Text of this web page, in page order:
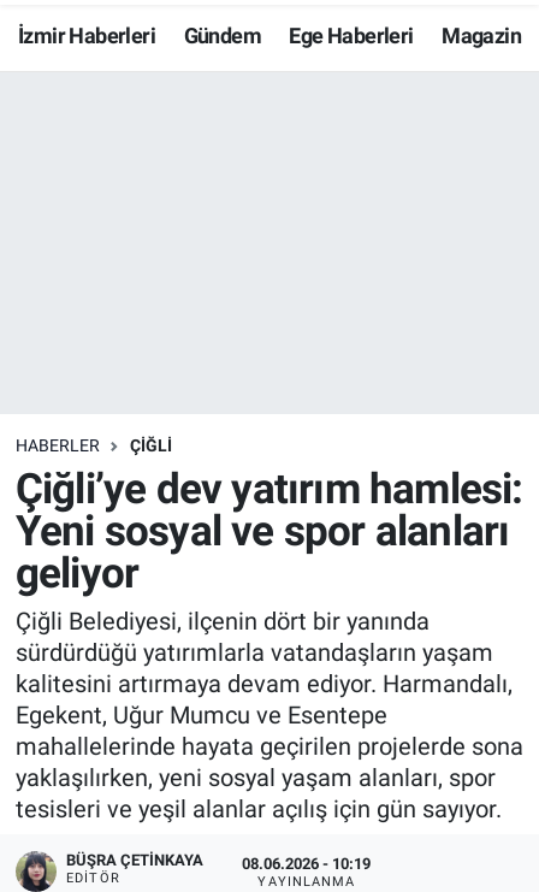
İzmir Haberleri Gündem Ege Haberleri Magazin
HABERLER ÇIĞLI
Çiğli’ye dev yatırım hamlesi:
Yeni sosyal ve spor alanları
geliyor
Çiğli Belediyesi, ilçenin dört bir yanında
sürdürdüğü yatırımlarla vatandaşların yaşam
kalitesini artırmaya devam ediyor. Harmandalı,
Egekent, Uğur Mumcu ve Esentepe
mahallelerinde hayata geçirilen projelerde sona
yaklaşılırken, yeni sosyal yaşam alanları, spor
tesisleri ve yeşil alanlar açılış için gün sayıyor.
BÜŞRA ÇETINKAYA
EDITÖR
08.06.2026 - 10:19
YAYINLANMA
Resmi İlanlar